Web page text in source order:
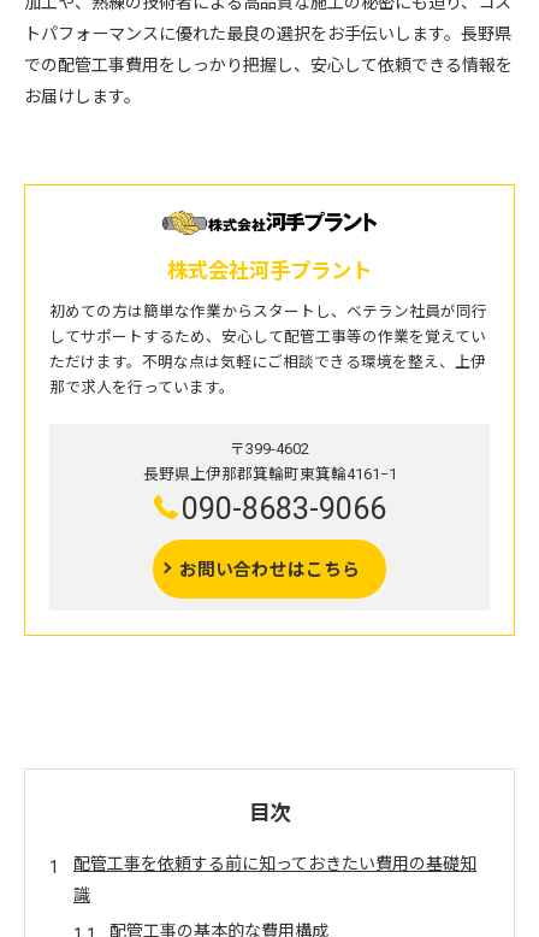
トパフォーマンスに優れた最良の選択をお手伝いします。長野県
での配管工事費用をしっかり把握し、安心して依頼できる情報を
お届けします。
株式会社河手プラント
初めての方は簡単な作業からスタートし、ベテラン社員が同行
してサポートするため、安心して配管工事等の作業を覚えてい
ただけます。不明な点は気軽にご相談できる環境を整え、上伊
那で求人を行っています。
〒399-4602
長野県上伊那郡箕輪町東箕輪4161−1
090-8683-9066
お問い合わせはこちら
目次
配管工事を依頼する前に知っておきたい費用の基礎知
識
配管工事の基本的な費用構成